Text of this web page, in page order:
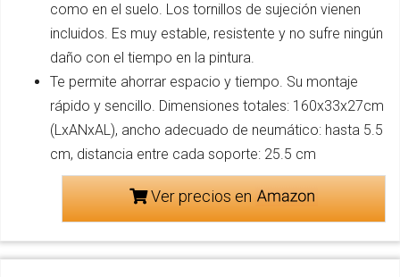
como en el suelo. Los tornillos de sujeción vienen
incluidos. Es muy estable, resistente y no sufre ningún
daño con el tiempo en la pintura.
Te permite ahorrar espacio y tiempo. Su montaje
rápido y sencillo. Dimensiones totales: 160x33x27cm
(LxANxAL), ancho adecuado de neumático: hasta 5.5
cm, distancia entre cada soporte: 25.5 cm
Ver precios en